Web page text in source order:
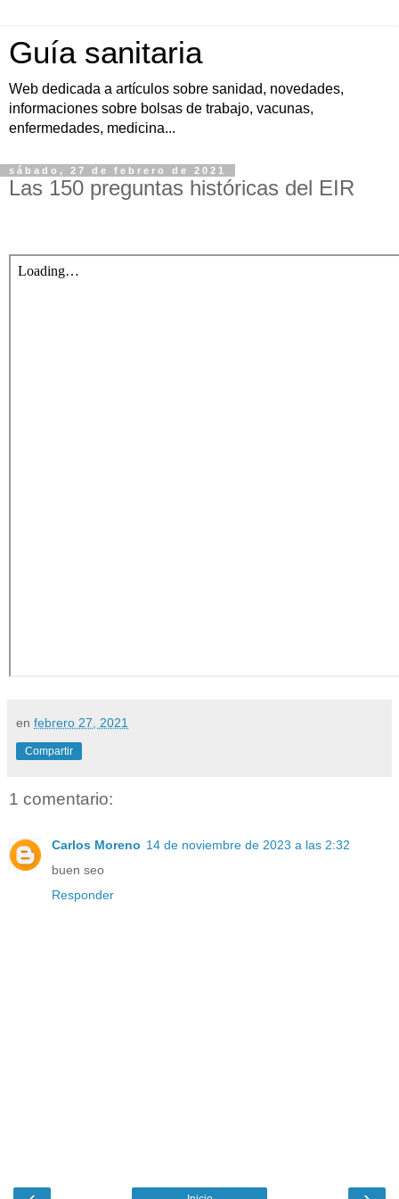
Guía sanitaria
Web dedicada a artículos sobre sanidad, novedades,
informaciones sobre bolsas de trabajo, vacunas,
enfermedades, medicina...
sábado, 27 de febrero de 2021
Las 150 preguntas históricas del EIR
en febrero 27, 2021
Compartir
1 comentario:
Carlos Moreno 14 de noviembre de 2023 a las 2:32
buen seo
Responder